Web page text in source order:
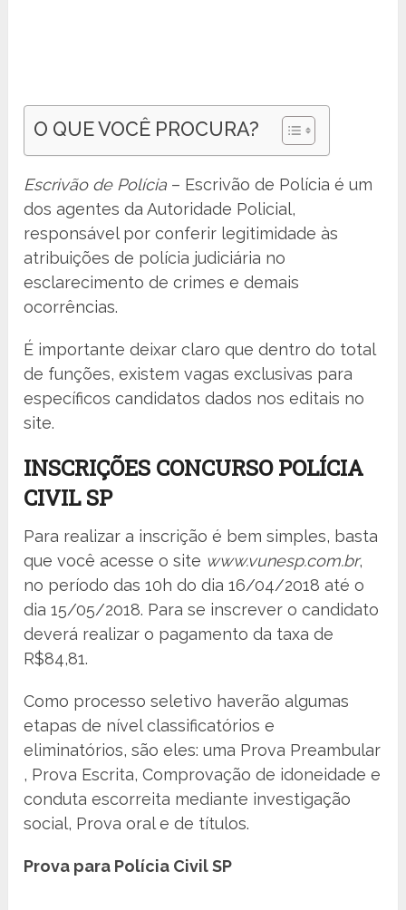
O QUE VOCÊ PROCURA?
Escrivão de Polícia – Escrivão de Polícia é um
dos agentes da Autoridade Policial,
responsável por conferir legitimidade às
atribuições de polícia judiciária no
esclarecimento de crimes e demais
ocorrências.
É importante deixar claro que dentro do total
de funções, existem vagas exclusivas para
específicos candidatos dados nos editais no
site.
INSCRIÇÕES CONCURSO POLÍCIA
CIVIL SP
Para realizar a inscrição é bem simples, basta
que você acesse o site www.vunesp.com.br,
no período das 10h do dia 16/04/2018 até o
dia 15/05/2018. Para se inscrever o candidato
deverá realizar o pagamento da taxa de
R$84,81.
Como processo seletivo haverão algumas
etapas de nível classificatórios e
eliminatórios, são eles: uma Prova Preambular
, Prova Escrita, Comprovação de idoneidade e
conduta escorreita mediante investigação
social, Prova oral e de títulos.
Prova para Polícia Civil SP